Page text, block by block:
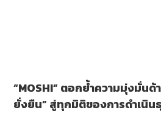
“MOSHI” ตอกย้ำความมุ่งมั่นด้
ยั่งยืน” สู่ทุกมิติของการดำเนิน